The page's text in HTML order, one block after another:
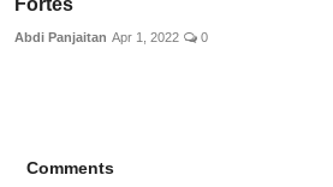
Abdi Panjaitan Apr 1, 2022 0
Comments